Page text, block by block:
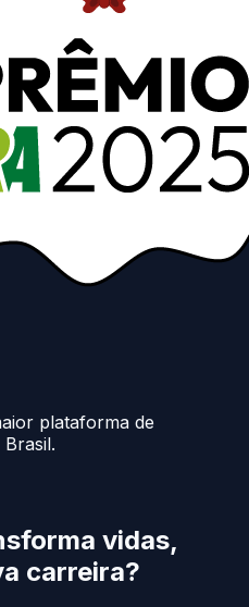
plataforma de
vidas,
carreira?